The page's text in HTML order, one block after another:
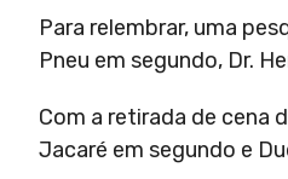
Para relembrar, uma
Pneu em segundo, Dr.
Com a retirada de cena
Jacaré em segundo e